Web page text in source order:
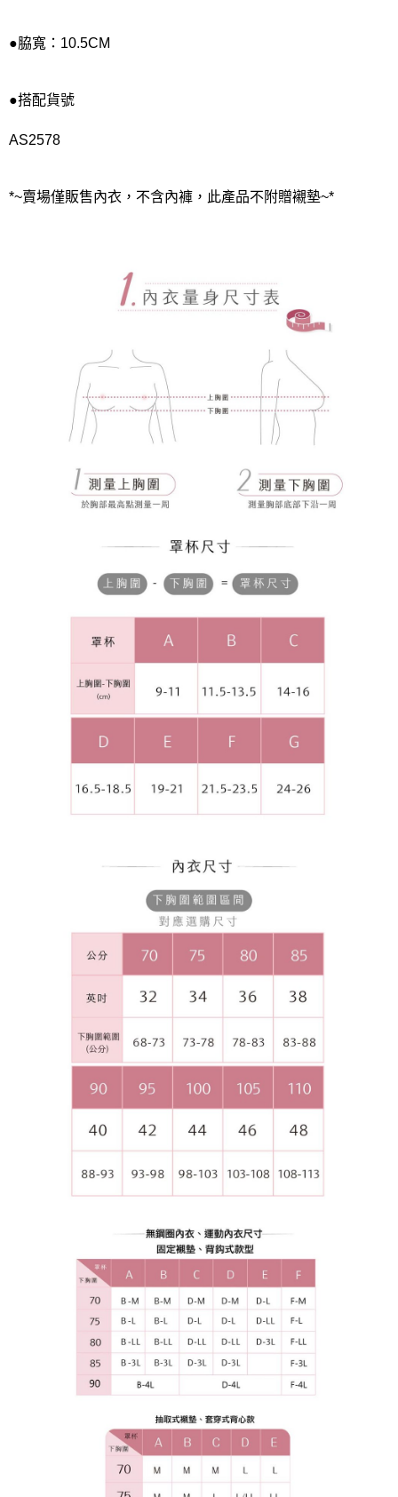
●脇寬：10.5CM
●搭配貨號
AS2578
*~賣場僅販售內衣，不含內褲，此產品不附贈襯墊~*